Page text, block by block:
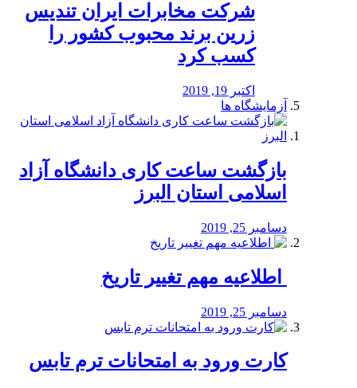
شرکت مخابرات ایران تندیس
زرین برند محبوب کشور را
کسب کرد
اکتبر 19, 2019
آزمایشگاه ها
بازگشت ساعت کاری دانشگاه آزاد
اسلامی استان البرز
دسامبر 25, 2019
️ اطلاعیه مهم تغییر تاریخ
دسامبر 25, 2019
کارت ورود به امتحانات ترم تابس